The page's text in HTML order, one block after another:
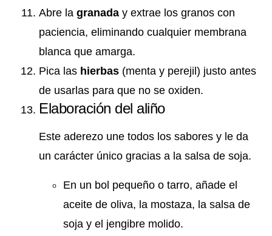
Abre la granada y extrae los granos con
paciencia, eliminando cualquier membrana
blanca que amarga.
Pica las hierbas (menta y perejil) justo antes
de usarlas para que no se oxiden.
Elaboración del aliño
Este aderezo une todos los sabores y le da
un carácter único gracias a la salsa de soja.
En un bol pequeño o tarro, añade el
aceite de oliva, la mostaza, la salsa de
soja y el jengibre molido.